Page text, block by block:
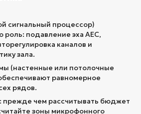
сигнальный процессор)
подавление эха AEC,
каналов и
зала.
(настенные или потолочные
равномерное
рядов.
прежде чем рассчитывать бюджет
зоны микрофонного